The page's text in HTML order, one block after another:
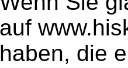
auf
haben, die